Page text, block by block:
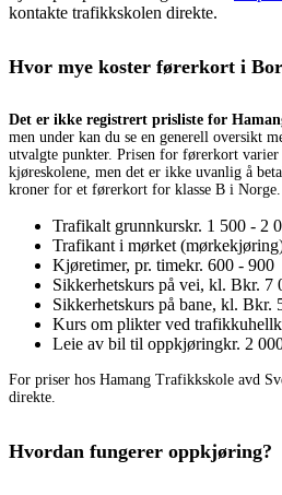
kontakte trafikkskolen direkte.
Hvor mye koster førerkort i
Det er ikke registrert prisliste for
men under kan du se en generell oversikt
utvalgte punkter. Prisen for førerkort
kjøreskolene, men det er ikke uvanlig å
kroner for et førerkort for klasse B i Norge.
Trafikalt grunnkurskr. 1 500 - 2
Trafikant i mørket
Kjøretimer, pr. timekr. 600 - 900
Sikkerhetskurs på vei, kl. Bkr. 7
Sikkerhetskurs på bane, kl. Bkr.
Kurs om plikter ved trafikkuhell
Leie av bil til oppkjøringkr. 2
For priser hos Hamang Trafikkskole avd
direkte.
Hvordan fungerer oppkjøring?